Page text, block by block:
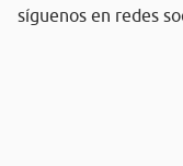
síguenos en redes